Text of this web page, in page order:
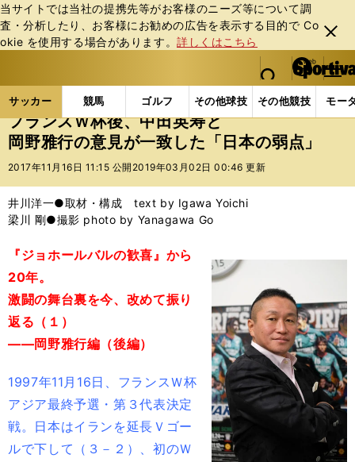
当サイトでは当社の提携先等がお客様のニーズ等について調
査・分析したり、お客様にお勧めの広告を表⽰する⽬的で Co
okie を使⽤する場合があります。詳しくはこちら
閉じ
る
web Sportiva (webスポルティーバ)
検索
マイペ
ー
ジ
メニュ
サッカー 競馬 ゴルフ その他球技 その他競技 モー
ス
ポ
ル
バ
サッカーの記事一覧 サッカー代表 日本代表 フ
フランスＷ杯後、中田英寿と
岡野雅行の意見が一致した「日本の弱点」
2017年11月16日 11:15 公開 2019年03月02日 00:46 更新
井川洋一●取材・構成 text by Igawa Yoichi
梁川 剛●撮影 photo by Yanagawa Go
『ジョホールバルの歓喜』から
20年。
激闘の舞台裏を今、改めて振り
返る（１）
――岡野雅行編（後編）
1997年11月16日、フランスＷ杯
アジア最終予選・第３代表決定
戦。日本はイランを延長Ｖゴー
ルで下して（３－２）、初のＷ